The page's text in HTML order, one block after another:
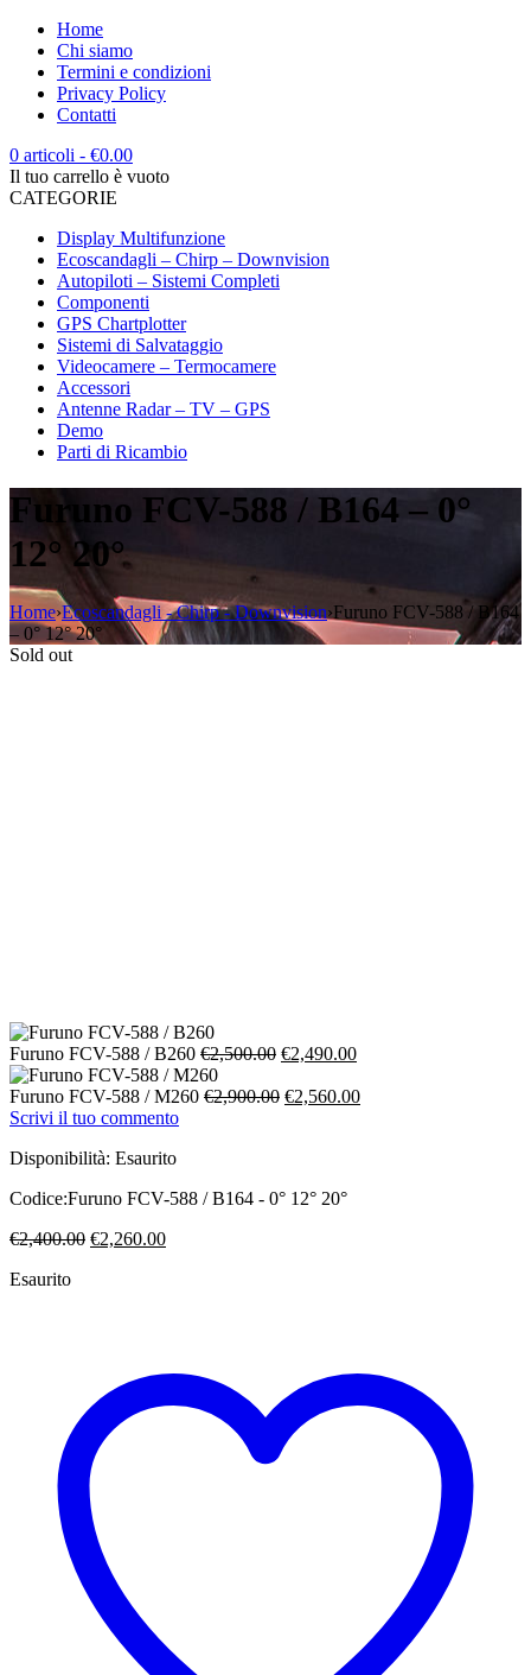
Home
Chi siamo
Termini e condizioni
Privacy Policy
Contatti
0 articoli - €0.00
Il tuo carrello è vuoto
CATEGORIE
Display Multifunzione
Ecoscandagli – Chirp – Downvision
Autopiloti – Sistemi Completi
Componenti
GPS Chartplotter
Sistemi di Salvataggio
Videocamere – Termocamere
Accessori
Antenne Radar – TV – GPS
Demo
Parti di Ricambio
Furuno FCV-588 / B164 – 0°
12° 20°
Home›Ecoscandagli - Chirp - Downvision›Furuno FCV-588 / B164
– 0° 12° 20°
Sold out
Furuno FCV-588 / B260 €2,500.00 Il
originale
€2,490.00Il
attuale
Furuno FCV-588 / M260 €2,900.00 Il
€2,560.00Il
Scrivi il tuo commento
Disponibilità: Esaurito
Codice:Furuno FCV-588 / B164 - 0° 12° 20°
€2,400.00 Il
€2,260.00Il
Esaurito